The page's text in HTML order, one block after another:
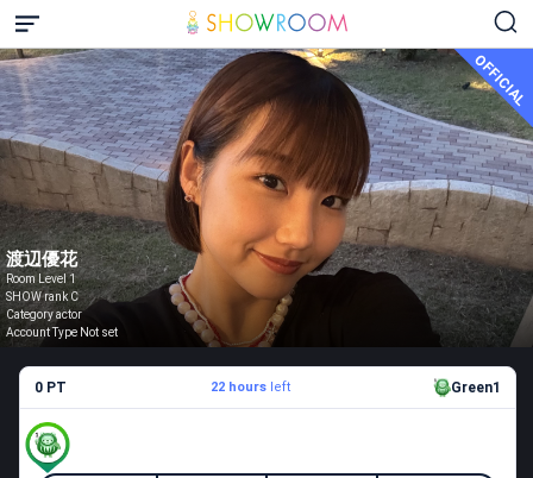
OFFICIAL
渡辺優花
Room Level 1
SHOW rank C
Category actor
Account Type Not set
0 PT 22 hoursleft Green1